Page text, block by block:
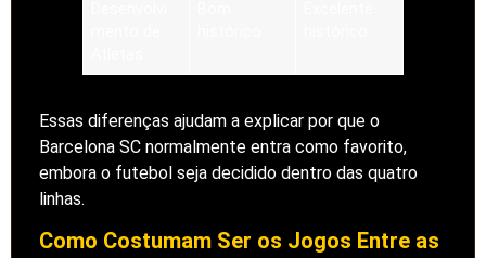
Essas diferenças ajudam a explicar por que o
Barcelona SC normalmente entra como favorito,
embora o futebol seja decidido dentro das quatro
linhas.
Como Costumam Ser os Jogos Entre as